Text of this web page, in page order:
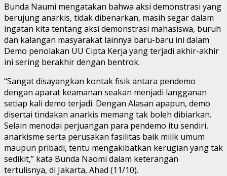
Bunda Naumi mengatakan bahwa aksi demonstrasi yang
berujung anarkis, tidak dibenarkan, masih segar dalam
ingatan kita tentang aksi demonstrasi mahasiswa, buruh
dan kalangan masyarakat lainnya baru-baru ini dalam
Demo penolakan UU Cipta Kerja yang terjadi akhir-akhir
ini sering berakhir dengan bentrok.
“Sangat disayangkan kontak fisik antara pendemo
dengan aparat keamanan seakan menjadi langganan
setiap kali demo terjadi. Dengan Alasan apapun, demo
disertai tindakan anarkis memang tak boleh dibiarkan.
Selain menodai perjuangan para pendemo itu sendiri,
anarkisme serta perusakan fasilitas baik milik umum
maupun pribadi, tentu mengakibatkan kerugian yang tak
sedikit,” kata Bunda Naomi dalam keterangan
tertulisnya, di Jakarta, Ahad (11/10).